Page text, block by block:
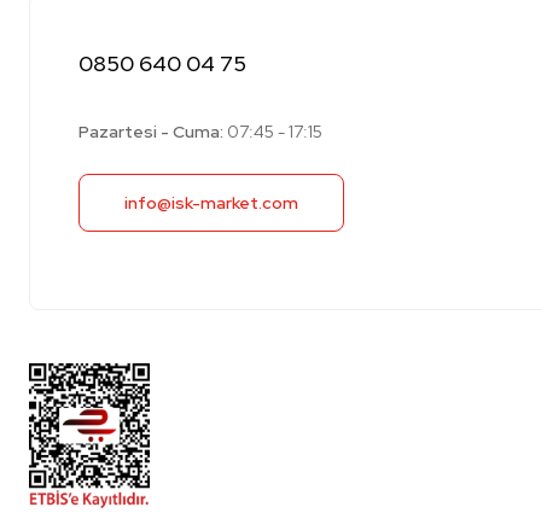
0850 640 04 75
Pazartesi - Cuma: 07:45 - 17:15
info@isk-market.com